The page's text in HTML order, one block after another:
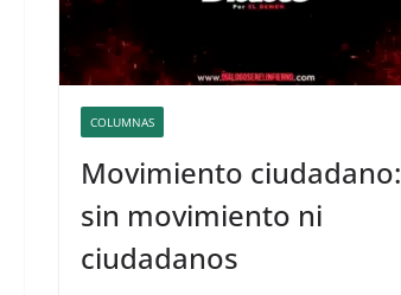
COLUMNAS
Movimiento ciudadano:
sin movimiento ni
ciudadanos